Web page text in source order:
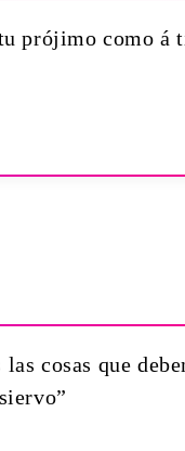
prójimo como á
cosas que